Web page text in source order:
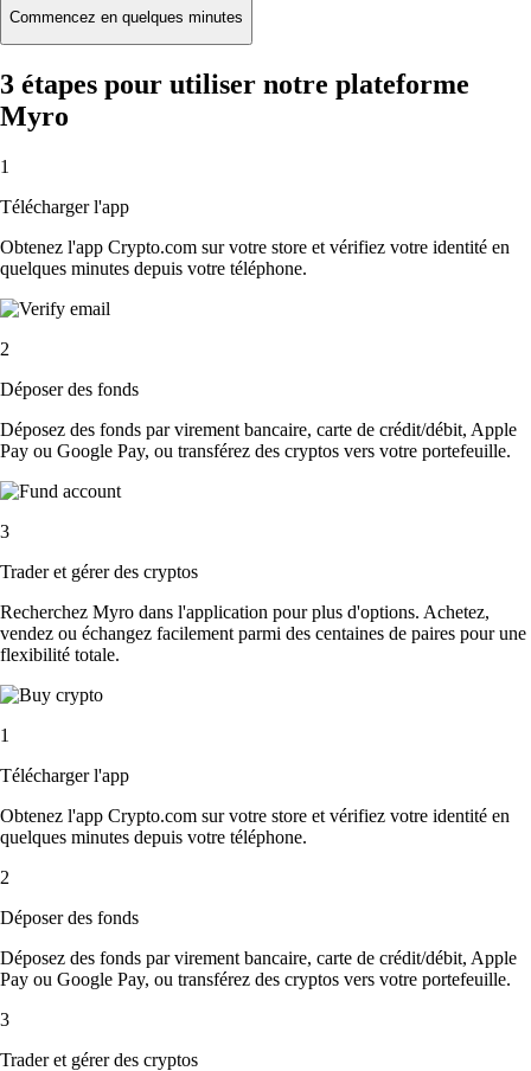
Commencez en quelques minutes
3 étapes pour utiliser notre plateforme
Myro
1
Télécharger l'app
Obtenez l'app Crypto.com sur votre store et vérifiez votre identité en
quelques minutes depuis votre téléphone.
2
Déposer des fonds
Déposez des fonds par virement bancaire, carte de crédit/débit, Apple
Pay ou Google Pay, ou transférez des cryptos vers votre portefeuille.
3
Trader et gérer des cryptos
Recherchez Myro dans l'application pour plus d'options. Achetez,
vendez ou échangez facilement parmi des centaines de paires pour une
flexibilité totale.
1
Télécharger l'app
Obtenez l'app Crypto.com sur votre store et vérifiez votre identité en
quelques minutes depuis votre téléphone.
2
Déposer des fonds
Déposez des fonds par virement bancaire, carte de crédit/débit, Apple
Pay ou Google Pay, ou transférez des cryptos vers votre portefeuille.
3
Trader et gérer des cryptos